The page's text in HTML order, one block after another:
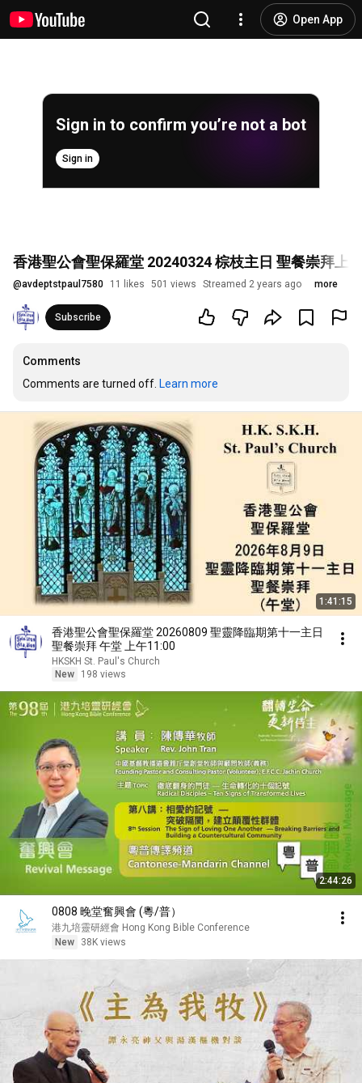
Open App
Sign in to confirm you’re not a bot
Sign in
香港聖公會聖保羅堂 20240324 棕枝主日 聖餐崇拜上
@avdeptstpaul7580 11 likes 501 views Streamed 2 years ago more
Subscribe
Comments
Comments are turned off. Learn more
1:41:15
香港聖公會聖保羅堂 20260809 聖靈降臨期第十一主日
聖餐崇拜 午堂 上午11:00
HKSKH St. Paul's Church
New
198 views
2:44:26
0808 晚堂奮興會 (粵/普）
港九培靈研經會 Hong Kong Bible Conference
New
38K views